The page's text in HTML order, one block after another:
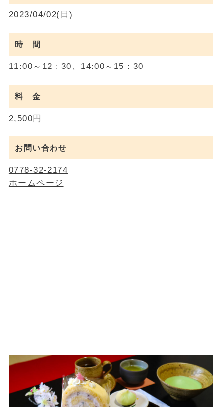
2023/04/02(日)
時 間
11:00～12：30、14:00～15：30
料 金
2,500円
お問い合わせ
0778-32-2174
ホームページ